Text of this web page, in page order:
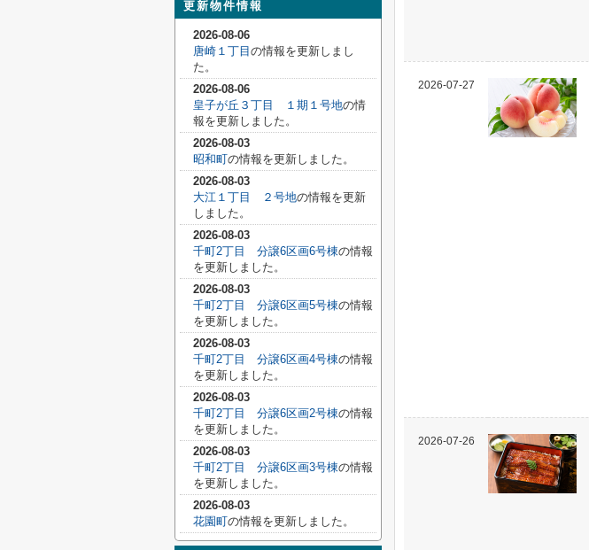
2026-07-27
2026-07-26
更新物件情報
2026-08-06
唐崎１丁目 の情報を更新しまし
た。
2026-08-06
皇子が丘３丁目 １期１号地の情
報を更新しました。
2026-08-03
昭和町の情報を更新しました。
2026-08-03
大江１丁目 ２号地の情報を更新
しました。
2026-08-03
千町2丁目 分譲6区画6号棟の情報
を更新しました。
2026-08-03
千町2丁目 分譲6区画5号棟の情報
を更新しました。
2026-08-03
千町2丁目 分譲6区画4号棟の情報
を更新しました。
2026-08-03
千町2丁目 分譲6区画2号棟の情報
を更新しました。
2026-08-03
千町2丁目 分譲6区画3号棟の情報
を更新しました。
2026-08-03
花園町の情報を更新しました。